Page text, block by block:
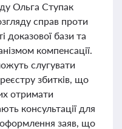
Ольга Ступак
справ проти
доказової бази та
компенсації.
слугувати
збитків, що
отримати
консультації для
заяв, що